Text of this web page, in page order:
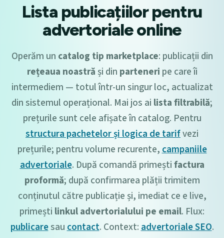
Lista publicațiilor pentru
advertoriale online
Operăm un catalog tip marketplace: publicații din
rețeaua noastrăși din parteneri pe care îi
intermediem — totul într-un singur loc, actualizat
din sistemul operațional. Mai jos ai lista filtrabilă;
prețurile sunt cele afișate în catalog. Pentru
structura pachetelor și logica de tarifvezi
prețurile; pentru volume recurente,campaniile
advertoriale. După comandă primeștifactura
proformă; după confirmarea plății trimitem
conținutul către publicație și, imediat ce e live,
primești linkul advertorialului pe email. Flux:
publicaresaucontact. Context:advertoriale SEO.